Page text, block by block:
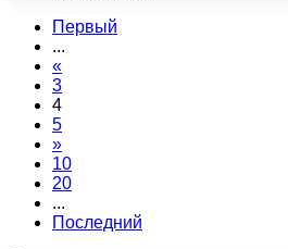
Первый
...
«
3
4
5
»
10
20
...
Последний